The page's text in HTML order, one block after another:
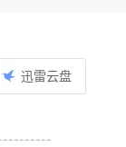
迅雷云盘